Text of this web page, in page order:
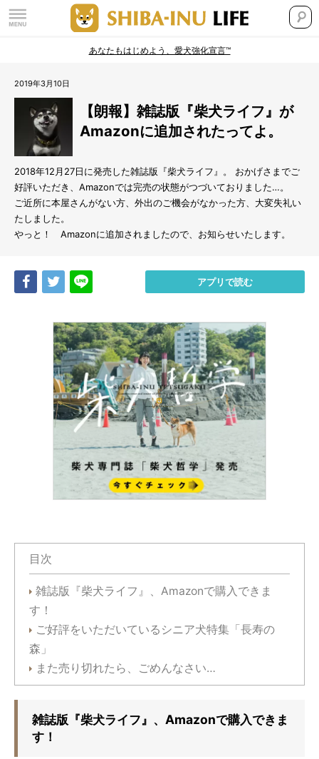
あなたもはじめよう、愛犬強化宣言™
2019年3月10日
【朗報】雑誌版『柴犬ライフ』が
Amazonに追加されたってよ。
2018年12月27日に発売した雑誌版『柴犬ライフ』。 おかげさまでご
好評いただき、Amazonでは完売の状態がつづいておりました…。
ご近所に本屋さんがない方、外出のご機会がなかった方、大変失礼い
たしました。
やっと！ Amazonに追加されましたので、お知らせいたします。
Share Tweet アプリで読む
目次
雑誌版『柴犬ライフ』、Amazonで購入できま
す！
ご好評をいただいているシニア犬特集「長寿の
森」
また売り切れたら、ごめんなさい…
雑誌版『柴犬ライフ』、Amazonで購入できま
す！